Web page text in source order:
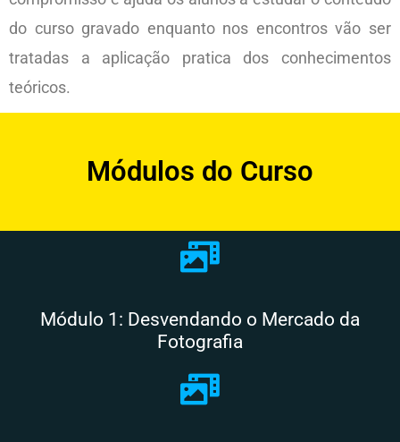
do curso gravado enquanto nos encontros vão ser
tratadas a aplicação pratica dos conhecimentos
teóricos.
Módulos do Curso
Módulo 1: Desvendando o Mercado da
Fotografia